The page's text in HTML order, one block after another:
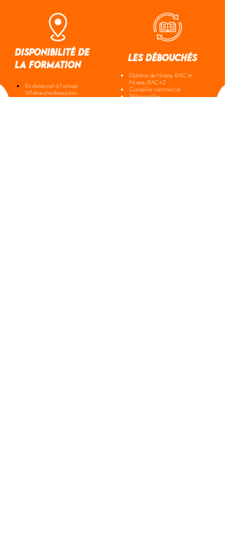
disponibilité de
la formation
En distanciel à Formapi
Villefranche-Beaujolais
les débouchés
Diplôme de Niveau BAC et
Niveau BAC+2
Conseiller commercial
Téléconseiller